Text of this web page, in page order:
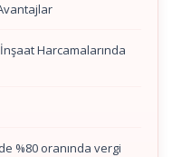
Harcamalarında
%80 oranında vergi